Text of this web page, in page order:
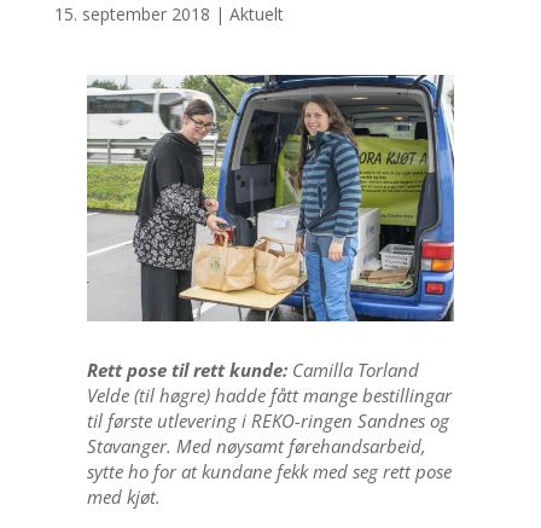
15. september 2018 | Aktuelt
Rett pose til rett kunde:Camilla Torland
Velde (til høgre) hadde fått mange bestillingar
til første utlevering i REKO-ringen Sandnes og
Stavanger. Med nøysamt førehandsarbeid,
sytte ho for at kundane fekk med seg rett pose
med kjøt.